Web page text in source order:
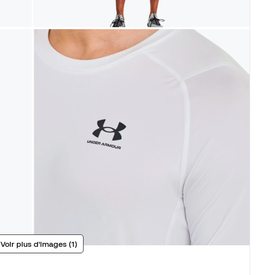
Voir plus d'images (1)